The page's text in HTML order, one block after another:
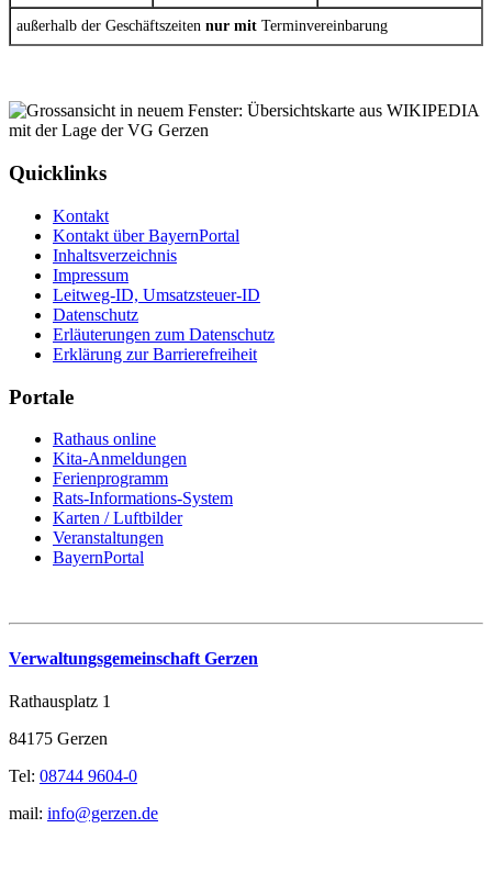
außerhalb der Geschäftszeiten nur mit Terminvereinbarung
Quicklinks
Kontakt
Kontakt über BayernPortal
Inhaltsverzeichnis
Impressum
Leitweg-ID, Umsatzsteuer-ID
Datenschutz
Erläuterungen zum Datenschutz
Erklärung zur Barrierefreiheit
Portale
Rathaus online
Kita-Anmeldungen
Ferienprogramm
Rats-Informations-System
Karten / Luftbilder
Veranstaltungen
BayernPortal
Verwaltungsgemeinschaft Gerzen
Rathausplatz 1
84175 Gerzen
Tel: 08744 9604-0
mail: info@gerzen.de